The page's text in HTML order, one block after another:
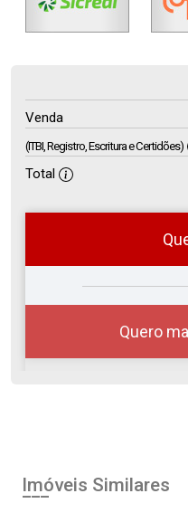
Venda
(ITBI, Registro, Escritura e Certidões)
Total
Quero
Qual o
Imóveis Similares